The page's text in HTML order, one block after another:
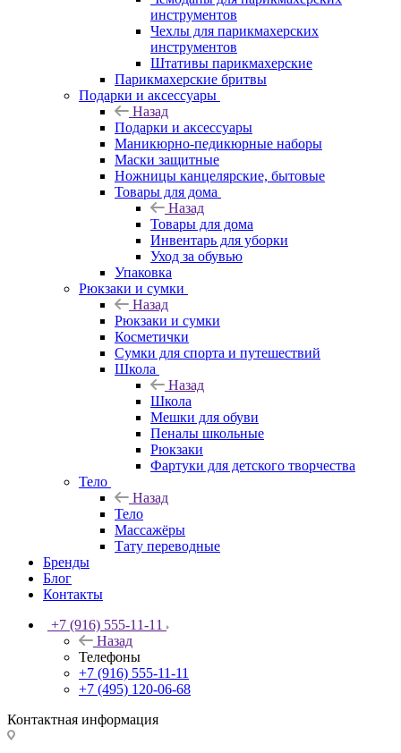
инструментов
Чехлы для парикмахерских
инструментов
Штативы парикмахерские
Парикмахерские бритвы
Подарки и аксессуары
Назад
Подарки и аксессуары
Маникюрно-педикюрные наборы
Маски защитные
Ножницы канцелярские, бытовые
Товары для дома
Назад
Товары для дома
Инвентарь для уборки
Уход за обувью
Упаковка
Рюкзаки и сумки
Назад
Рюкзаки и сумки
Косметички
Сумки для спорта и путешествий
Школа
Назад
Школа
Мешки для обуви
Пеналы школьные
Рюкзаки
Фартуки для детского творчества
Тело
Назад
Тело
Массажёры
Тату переводные
Бренды
Блог
Контакты
+7 (916) 555-11-11
Назад
Телефоны
+7 (916) 555-11-11
+7 (495) 120-06-68
Контактная информация